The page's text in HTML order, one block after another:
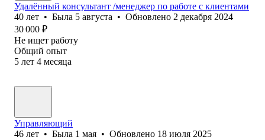
Удалённый консультант /менеджер по работе с клиентами
40 лет • Была 5 августа • Обновлено 2 декабря 2024
30 000 ₽
Не ищет работу
Общий опыт
5 лет 4 месяца
Управляющий
46 лет • Была 1 мая • Обновлено 18 июля 2025